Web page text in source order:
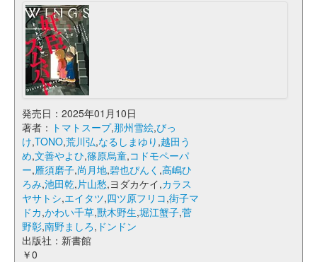
発売日：2025年01月10日
著者： トマトスープ,那州雪絵,びっ
け,TONO,荒川弘,なるしまゆり ,越田う
め,文善やよひ,篠原烏童,コドモペーパ
ー,雁須磨子,尚月地,碧也ぴんく ,高嶋ひ
ろみ,池田乾,片山愁,ヨダカケイ,カラス
ヤサトシ,エイタツ,四ツ原フリコ,街子マ
ドカ,かわい千草,獸木野生,堀江蟹子,菅
野彰,南野ましろ, ドンドン
出版社：新書館
￥0